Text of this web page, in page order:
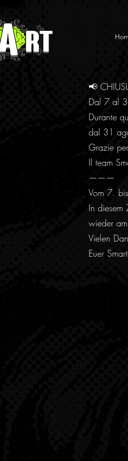
📢
Dal 7 al
Durante
dal 31
Grazie
Il team
———
Vom 7.
In diesem
wieder
Vielen
Euer